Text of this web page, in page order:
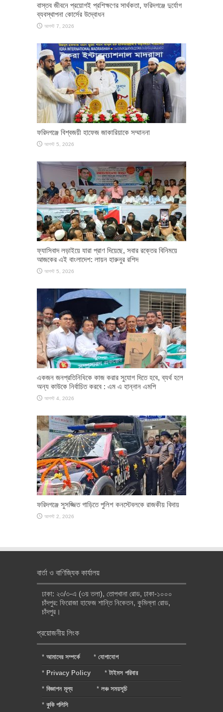
​বাস্তব জীবনে প্রয়োগই প্রশিক্ষণের সার্থকতা, ফরিদগঞ্জে দুর্যোগ
ব্যবস্থাপনা কোর্সের উদ্বোধন
আগস্ট 7, 2026
ফরিদগঞ্জে বিশ্বজয়ী হাফেজ জাকারিয়াকে সম্মাননা
আগস্ট 5, 2026
ফ্যাসিবাদ লড়াইয়ে যারা প্রাণ দিয়েছে, সবার রক্তের বিনিময়ে
আজকের এই বাংলাদেশ: লায়ন হারুনুর রশিদ
আগস্ট 5, 2026
একজন জনপ্রতিনিধিকে কাজ করার সুযোগ দিতে হবে, ব্যর্থ হলে
অন্য কাউকে নির্বাচিত করবে : এম এ হান্নান এমপি
আগস্ট 4, 2026
ফরিদগঞ্জে সুসজ্জিত গাড়িতে পুলিশ কনস্টেবলকে রাজকীয় বিদায়
আগস্ট 2, 2026
বার্তা ও বাণিজ্যিক কার্যালয়
ঢাকা: ২৩/৩-এ (৩য় তলা), তোপখানা রোড, ঢাকা-১০০০
চাঁদপুর: ফিরোজা হাফেজ শান্তি নিকেতন, কুমিল্লা রোড,
চাঁদপুর।
প্রয়োজনীয় লিংক
* আমাদের সম্পর্কে * যোগাযোগ
* Privacy Policy *টাইমস পরিবার
* বিজ্ঞাপন মূল্য * লঞ্চ সময়সূচি
* কুকি পলিসি